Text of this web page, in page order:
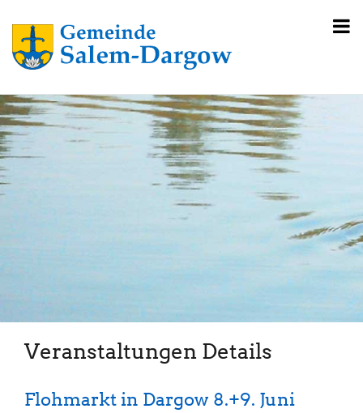
Veranstaltungen Details
Flohmarkt in Dargow 8.+9. Juni